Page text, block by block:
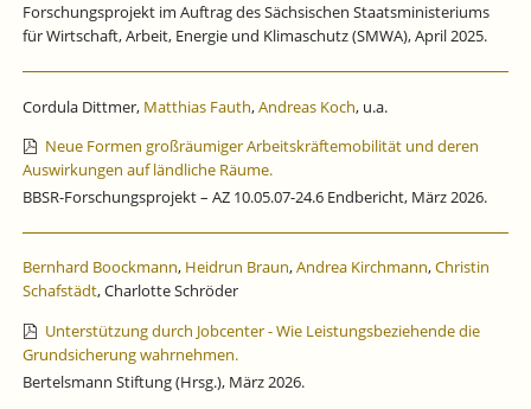
Forschungsprojekt im Auftrag des Sächsischen Staatsministeriums
für Wirtschaft, Arbeit, Energie und Klimaschutz (SMWA), April 2025.
Cordula Dittmer, Matthias Fauth,Andreas Koch, u.a.
Neue Formen großräumiger Arbeitskräftemobilität und deren
Auswirkungen auf ländliche Räume.
BBSR-Forschungsprojekt – AZ 10.05.07-24.6 Endbericht, März 2026.
Bernhard Boockmann, Heidrun Braun,Andrea Kirchmann,Christin
Schafstädt, Charlotte Schröder
Unterstützung durch Jobcenter - Wie Leistungsbeziehende die
Grundsicherung wahrnehmen.
Bertelsmann Stiftung (Hrsg.), März 2026.